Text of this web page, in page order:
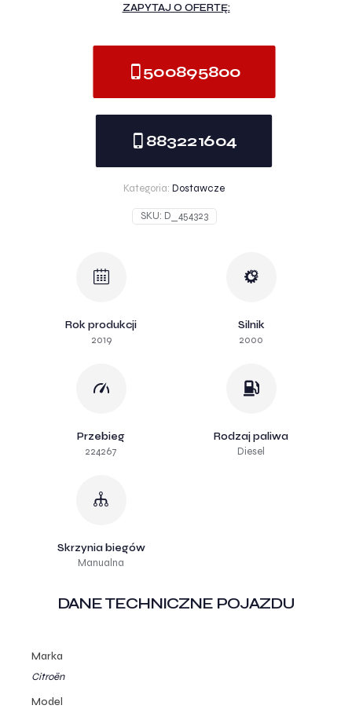
ZAPYTAJ O OFERTĘ:
500895800
883221604
Kategoria: Dostawcze
SKU: D_454323
Rok produkcji
2019
Silnik
2000
Przebieg
224267
Rodzaj paliwa
Diesel
Skrzynia biegów
Manualna
DANE TECHNICZNE POJAZDU
Marka
Citroën
Model